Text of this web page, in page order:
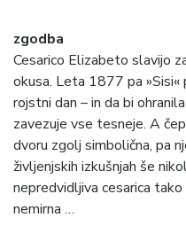
zgodba
Cesarico Elizabeto slavijo
okusa. Leta 1877 pa
rojstni dan – in da bi
zavezuje vse tesneje. A
dvoru zgolj simbolična, pa
življenjskih izkušnjah še
nepredvidljiva cesarica
nemirna …